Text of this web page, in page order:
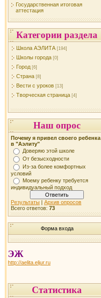
Государственная итоговая
аттестация
Категории раздела
Школа АЭЛИТА [194]
Школы города [0]
Город [6]
Страна [8]
Вести с уроков [13]
Творческая страница [4]
Наш опрос
Почему я привел своего ребенка
в "Аэлиту"
Доверяю этой школе
От безысходности
Из-за более комфортных
условий
Моему ребенку требуется
индивидуальный подход
Результаты | Архив опросов
Всего ответов: 73
Форма входа
ЭЖ
http://aelita.eljur.ru
Статистика